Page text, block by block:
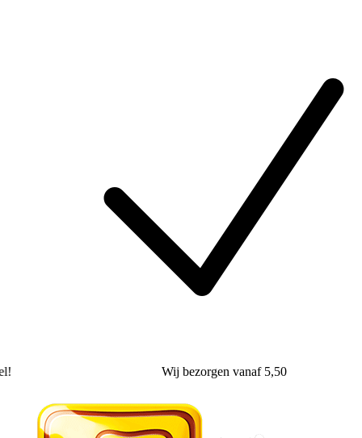
Wijbezorgenvanaf 5,50